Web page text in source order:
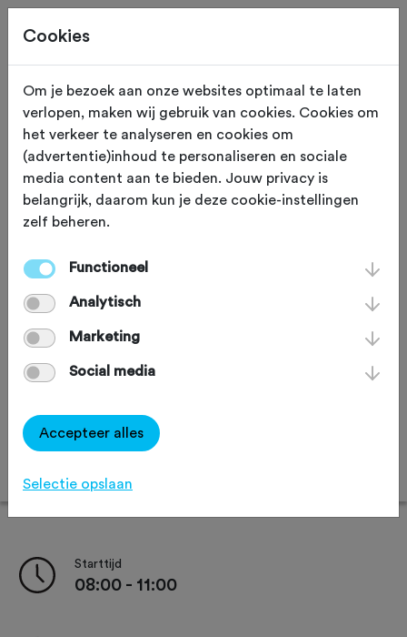
ZATERDAG 5 SEP Terneuzen (Zeeland)
Acht van Terneuzen
2026
Racefiets
Afstand: 54 km
Starttijd
08:00 - 11:00
Cookies
Om je bezoek aan onze websites optimaal te laten
verlopen, maken wij gebruik van cookies. Cookies om
het verkeer te analyseren en cookies om
(advertentie)inhoud te personaliseren en sociale
media content aan te bieden. Jouw privacy is
belangrijk, daarom kun je deze cookie-instellingen
zelf beheren.
Functioneel
Analytisch
Marketing
Social media
Accepteer alles
Selectie opslaan